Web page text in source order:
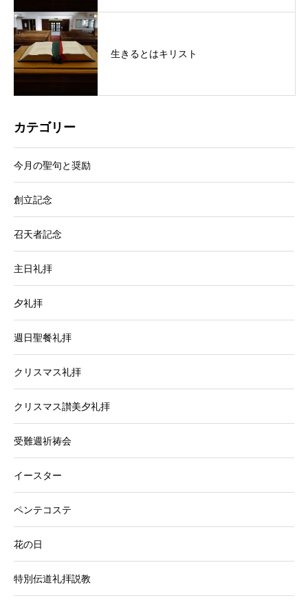
生きるとはキリスト
カテゴリー
今月の聖句と奨励
創立記念
召天者記念
主日礼拝
夕礼拝
週日聖餐礼拝
クリスマス礼拝
クリスマス讃美夕礼拝
受難週祈祷会
イースター
ペンテコステ
花の日
特別伝道礼拝説教